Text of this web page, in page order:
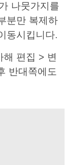
나뭇가지를
분만 복제하
동시킵니다.
편집 > 변
반대쪽에도